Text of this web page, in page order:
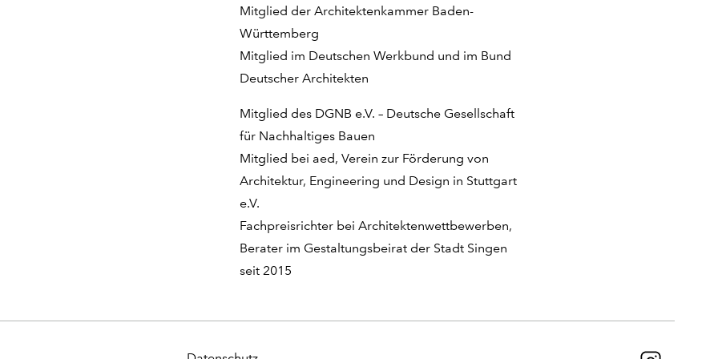
Mitglied der Architektenkammer Baden-
Württemberg
Mitglied im Deutschen Werkbund und im Bund
Deutscher Architekten
Mitglied des DGNB e.V. – Deutsche Gesellschaft
für Nachhaltiges Bauen
Mitglied bei aed, Verein zur Förderung von
Architektur, Engineering und Design in Stuttgart
e.V.
Fachpreisrichter bei Architektenwettbewerben,
Berater im Gestaltungsbeirat der Stadt Singen
seit 2015